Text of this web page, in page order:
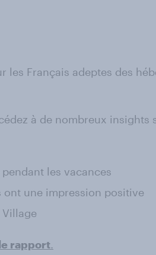
les Français adeptes des
à de nombreux insights
les vacances
ont une impression positive
Village
rapport.